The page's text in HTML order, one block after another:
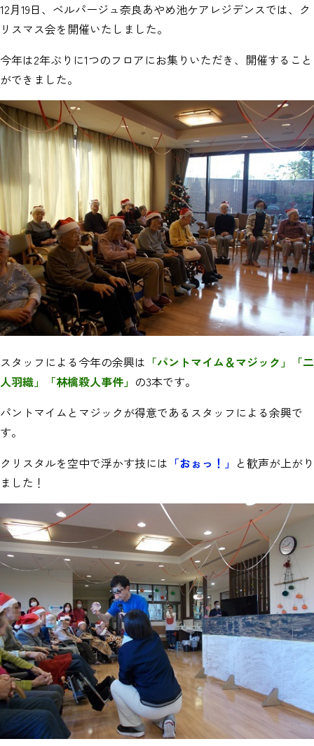
12月19日、ベルパージュ奈良あやめ池ケアレジデンスでは、ク
リスマス会を開催いたしました。
今年は2年ぶりに1つのフロアにお集りいただき、開催すること
ができました。
スタッフによる今年の余興は 「パントマイム＆マジック」「二
人羽織」「林檎殺人事件」 の3本です。
パントマイムとマジックが得意であるスタッフによる余興で
す。
クリスタルを空中で浮かす技には 「おぉっ！」 と歓声が上がり
ました！